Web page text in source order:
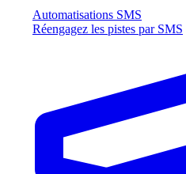
Automatisations SMS
Réengagez les pistes par SMS